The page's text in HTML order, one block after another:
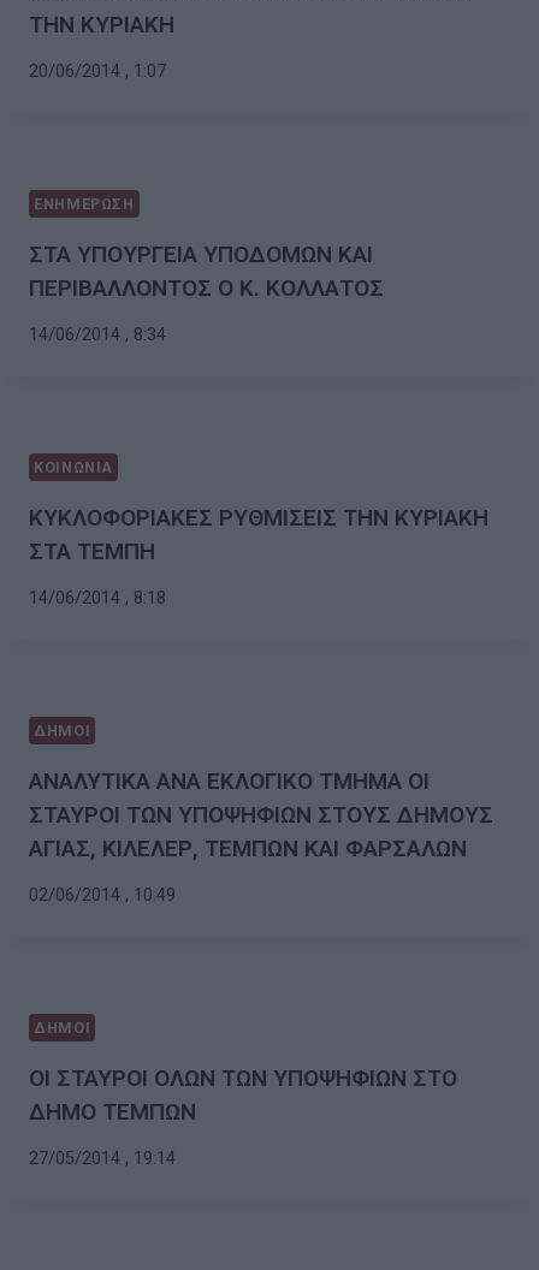
ΤΗΝ ΚΥΡΙΑΚΗ
20/06/2014 , 1:07
ΕΝΗΜΕΡΩΣΗ
ΣΤΑ ΥΠΟΥΡΓΕΙΑ ΥΠΟΔΟΜΩΝ ΚΑΙ
ΠΕΡΙΒΑΛΛΟΝΤΟΣ Ο Κ. ΚΟΛΛΑΤΟΣ
14/06/2014 , 8:34
ΚΟΙΝΩΝΙΑ
ΚΥΚΛΟΦΟΡΙΑΚΕΣ ΡΥΘΜΙΣΕΙΣ ΤΗΝ ΚΥΡΙΑΚΗ
ΣΤΑ ΤΕΜΠΗ
14/06/2014 , 8:18
ΔΗΜΟΙ
ΑΝΑΛΥΤΙΚΑ ΑΝΑ ΕΚΛΟΓΙΚΟ ΤΜΗΜΑ ΟΙ
ΣΤΑΥΡΟΙ ΤΩΝ ΥΠΟΨΗΦΙΩΝ ΣΤΟΥΣ ΔΗΜΟΥΣ
ΑΓΙΑΣ, ΚΙΛΕΛΕΡ, ΤΕΜΠΩΝ ΚΑΙ ΦΑΡΣΑΛΩΝ
02/06/2014 , 10:49
ΔΗΜΟΙ
ΟΙ ΣΤΑΥΡΟΙ ΟΛΩΝ ΤΩΝ ΥΠΟΨΗΦΙΩΝ ΣΤΟ
ΔΗΜΟ ΤΕΜΠΩΝ
27/05/2014 , 19:14